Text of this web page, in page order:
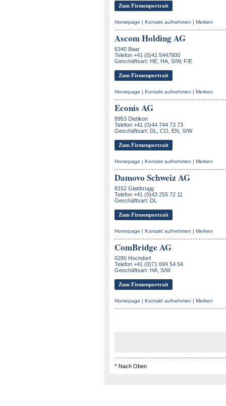
Zum Firmenportrait
Homepage | Kontakt aufnehmen | Merken
Ascom Holding AG
6340 Baar
Telefon +41 (0)41 5447800
Geschäftsart: HE, HA, S/W, F/E
Zum Firmenportrait
Homepage | Kontakt aufnehmen | Merken
Econis AG
8953 Dietikon
Telefon +41 (0)44 744 73 73
Geschäftsart: DL, CO, EN, S/W
Zum Firmenportrait
Homepage | Kontakt aufnehmen | Merken
Damovo Schweiz AG
8152 Glattbrugg
Telefon +41 (0)43 255 72 11
Geschäftsart: DL
Zum Firmenportrait
Homepage | Kontakt aufnehmen | Merken
ComBridge AG
6280 Hochdorf
Telefon +41 (0)71 694 54 54
Geschäftsart: HA, S/W
Zum Firmenportrait
Homepage | Kontakt aufnehmen | Merken
^ Nach Oben